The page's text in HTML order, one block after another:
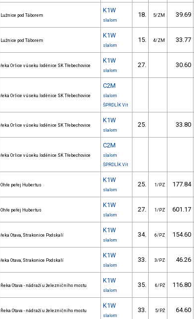
Lužnice pod Táborem
K1W
slalom
18. 5/ZM 39.69
Lužnice pod Táborem
K1W
slalom
15. 4/ZM 33.77
řeka Orlice v úseku loděnice SK Třebechovice
K1W
slalom
27. 30.60
řeka Orlice v úseku loděnice SK Třebechovice
C2M
slalom
ŠPRDLÍK Vít
řeka Orlice v úseku loděnice SK Třebechovice
K1W
slalom
25. 33.80
řeka Orlice v úseku loděnice SK Třebechovice
C2M
slalom
ŠPRDLÍK Vít
Ohře peřej Hubertus
K1W
slalom
25. 1/PZ 177.84
Ohře peřej Hubertus
K1W
slalom
27. 1/PZ 601.17
řeka Otava, Strakonice Podskalí
K1W
slalom
34. 6/PZ 154.60
řeka Otava, Strakonice Podskalí
K1W
slalom
33. 3/PZ 46.26
Řeka Otava - nádraží u železničního mostu
K1W
slalom
35. 6/PŽ 116.80
Řeka Otava - nádraží u železničního mostu
K1W
slalom
33. 5/PŽ 64.60